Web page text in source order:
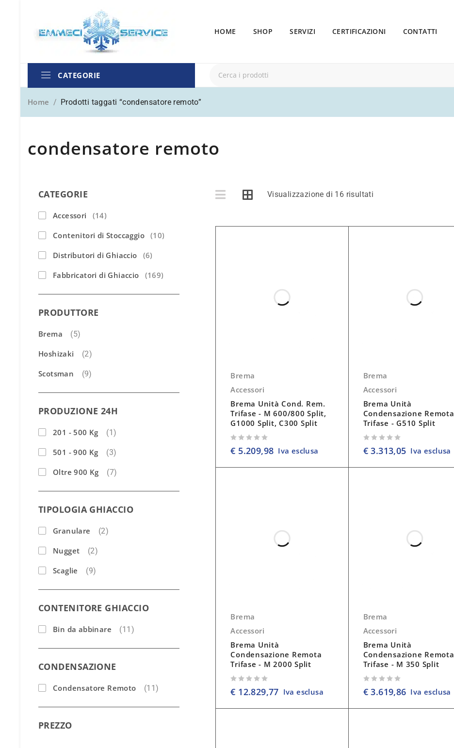
HOME SHOP SERVIZI CERTIFICAZIONI CONTATTI
CATEGORIE
condensatore remoto
Home / Prodotti taggati “condensatore remoto”
CATEGORIE
Accessori (14)
Contenitori di Stoccaggio (10)
Distributori di Ghiaccio (6)
Fabbricatori di Ghiaccio (169)
PRODUTTORE
Brema (5)
Hoshizaki (2)
Scotsman (9)
PRODUZIONE 24H
201 - 500 Kg (1)
501 - 900 Kg (3)
Oltre 900 Kg (7)
TIPOLOGIA GHIACCIO
Granulare (2)
Nugget (2)
Scaglie (9)
CONTENITORE GHIACCIO
Bin da abbinare (11)
CONDENSAZIONE
Condensatore Remoto (11)
PREZZO
Visualizzazione di 16 risultati
Brema
Accessori
Brema Unità Cond. Rem.
Trifase - M 600/800 Split,
G1000 Split, C300 Split
€ 5.209,98 Iva esclusa
Brema
Accessori
Brema Unità
Condensazione Remota
Trifase - G510 Split
€3.313,05 Iva esclusa
Brema
Accessori
Brema Unità
Condensazione Remota
Trifase - M 2000 Split
€ 12.829,77 Iva esclusa
Brema
Accessori
Brema Unità
Condensazione Remota
Trifase - M 350 Split
€3.619,86 Iva esclusa